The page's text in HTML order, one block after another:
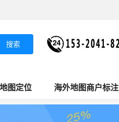
搜索
图定位 海外地图商户标注